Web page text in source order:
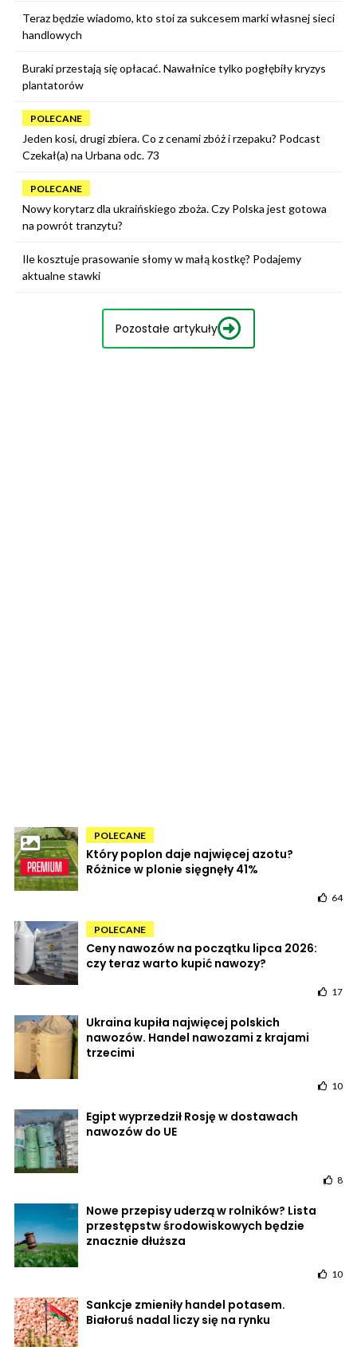
Teraz będzie wiadomo, kto stoi za sukcesem marki własnej sieci
handlowych
Buraki przestają się opłacać. Nawałnice tylko pogłębiły kryzys
plantatorów
POLECANE
Jeden kosi, drugi zbiera. Co z cenami zbóż i rzepaku? Podcast
Czekał(a) na Urbana odc. 73
POLECANE
Nowy korytarz dla ukraińskiego zboża. Czy Polska jest gotowa
na powrót tranzytu?
Ile kosztuje prasowanie słomy w małą kostkę? Podajemy
aktualne stawki
Pozostałe artykuły
POLECANE
Który poplon daje najwięcej azotu?
Różnice w plonie sięgnęły 41%
64
POLECANE
Ceny nawozów na początku lipca 2026:
czy teraz warto kupić nawozy?
17
Ukraina kupiła najwięcej polskich
nawozów. Handel nawozami z krajami
trzecimi
10
Egipt wyprzedził Rosję w dostawach
nawozów do UE
8
Nowe przepisy uderzą w rolników? Lista
przestępstw środowiskowych będzie
znacznie dłuższa
10
Sankcje zmieniły handel potasem.
Białoruś nadal liczy się na rynku